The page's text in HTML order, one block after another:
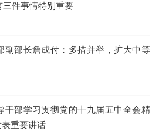
三件事情特别重要
副部长詹成付：多措并举，扩大中等
干部学习贯彻党的十九届五中全会精
重要讲话